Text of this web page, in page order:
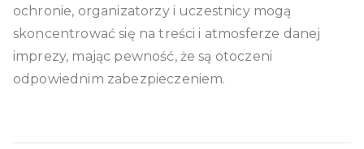
ochronie, organizatorzy i uczestnicy mogą
skoncentrować się na treści i atmosferze danej
imprezy, mając pewność, że są otoczeni
odpowiednim zabezpieczeniem.